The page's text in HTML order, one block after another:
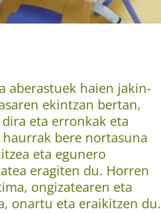
aberastuek haien jakin-
ekintzan bertan,
eta erronkak eta
bere nortasuna
eta egunero
eragiten du. Horren
ongizatearen eta
onartu eta eraikitzen du.